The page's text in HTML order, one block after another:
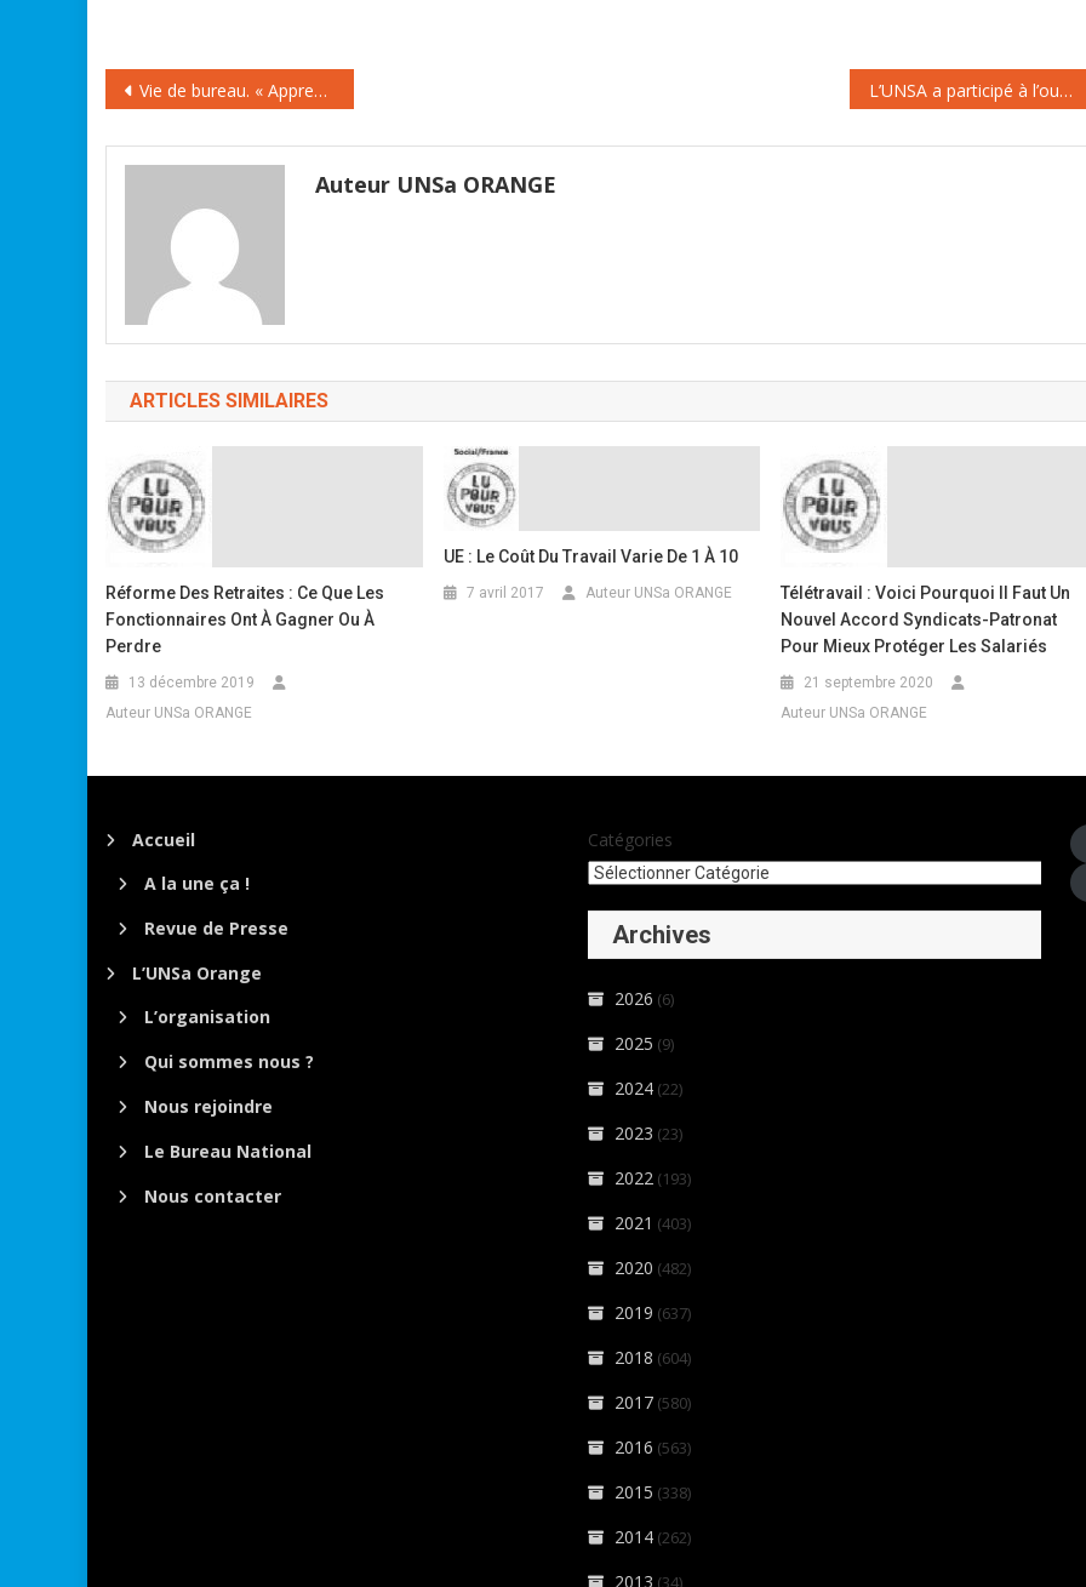
Navigation
de
l’article
Vie de bureau. « Apprendre à méditer au travail, assis, debout… » L’UNSA a participé à l’ouverture de la 107ème Conférence internationale du Travail (CIT) à Genève
Auteur UNSa ORANGE
ARTICLES SIMILAIRES
Réforme Des Retraites : Ce Que Les
Fonctionnaires Ont À Gagner Ou À
Perdre
13 décembre 2019
Auteur UNSa ORANGE
UE : Le Coût Du Travail Varie De 1 À 10
7 avril 2017 Auteur UNSa ORANGE
Télétravail : Voici Pourquoi Il Faut Un
Nouvel Accord Syndicats-Patronat
Pour Mieux Protéger Les Salariés
21 septembre 2020
Auteur UNSa ORANGE
Accueil
A la une ça !
Revue de Presse
L’UNSa Orange
L’organisation
Qui sommes nous ?
Nous rejoindre
Le Bureau National
Nous contacter
Catégories
Archives
2026 (6)
2025 (9)
2024 (22)
2023 (23)
2022 (193)
2021 (403)
2020 (482)
2019 (637)
2018 (604)
2017 (580)
2016 (563)
2015 (338)
2014 (262)
2013